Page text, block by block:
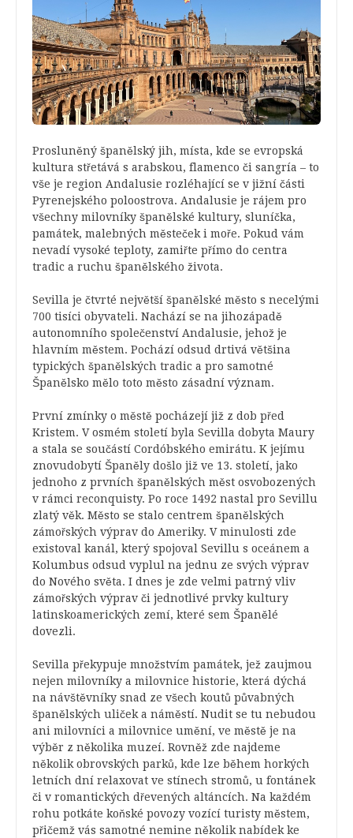
Prosluněný španělský jih, místa, kde se evropská
kultura střetává s arabskou, flamenco či sangría – to
vše je region Andalusie rozléhající se v jižní části
Pyrenejského poloostrova. Andalusie je rájem pro
všechny milovníky španělské kultury, sluníčka,
památek, malebných městeček i moře. Pokud vám
nevadí vysoké teploty, zamiřte přímo do centra
tradic a ruchu španělského života.
Sevilla je čtvrté největší španělské město s necelými
700 tisíci obyvateli. Nachází se na jihozápadě
autonomního společenství Andalusie, jehož je
hlavním městem. Pochází odsud drtivá většina
typických španělských tradic a pro samotné
Španělsko mělo toto město zásadní význam.
První zmínky o městě pocházejí již z dob před
Kristem. V osmém století byla Sevilla dobyta Maury
a stala se součástí Cordóbského emirátu. K jejímu
znovudobytí Španěly došlo již ve 13. století, jako
jednoho z prvních španělských měst osvobozených
v rámci reconquisty. Po roce 1492 nastal pro Sevillu
zlatý věk. Město se stalo centrem španělských
zámořských výprav do Ameriky. V minulosti zde
existoval kanál, který spojoval Sevillu s oceánem a
Kolumbus odsud vyplul na jednu ze svých výprav
do Nového světa. I dnes je zde velmi patrný vliv
zámořských výprav či jednotlivé prvky kultury
latinskoamerických zemí, které sem Španělé
dovezli.
Sevilla překypuje množstvím památek, jež zaujmou
nejen milovníky a milovnice historie, která dýchá
na návštěvníky snad ze všech koutů půvabných
španělských uliček a náměstí. Nudit se tu nebudou
ani milovníci a milovnice umění, ve městě je na
výběr z několika muzeí. Rovněž zde najdeme
několik obrovských parků, kde lze během horkých
letních dní relaxovat ve stínech stromů, u fontánek
či v romantických dřevených altáncích. Na každém
rohu potkáte koňské povozy vozící turisty městem,
přičemž vás samotné nemine několik nabídek ke